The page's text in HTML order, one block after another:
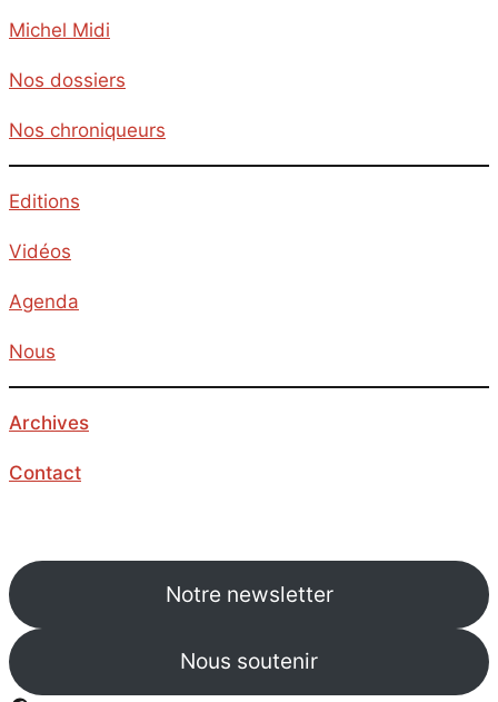
Michel Midi
Nos dossiers
Nos chroniqueurs
Editions
Vidéos
Agenda
Nous
Archives
Contact
Notre newsletter
Nous soutenir